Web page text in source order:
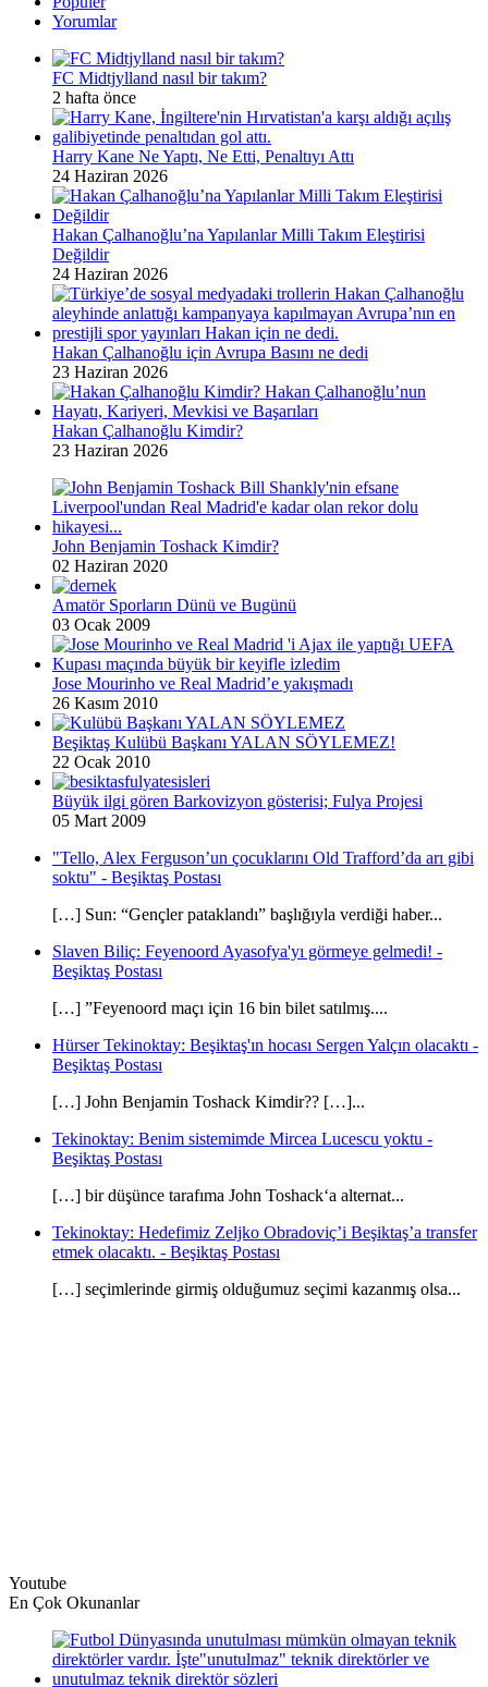
Yorumlar
FC Midtjylland nasıl bir takım?
2 hafta önce
Harry Kane Ne Yaptı, Ne Etti, Penaltıyı Attı
24 Haziran 2026
Hakan Çalhanoğlu’na Yapılanlar Milli Takım Eleştirisi
Değildir
24 Haziran 2026
Hakan Çalhanoğlu için Avrupa Basını ne dedi
23 Haziran 2026
Hakan Çalhanoğlu Kimdir?
23 Haziran 2026
John Benjamin Toshack Kimdir?
02 Haziran 2020
Amatör Sporların Dünü ve Bugünü
03 Ocak 2009
Jose Mourinho ve Real Madrid’e yakışmadı
26 Kasım 2010
Beşiktaş Kulübü Başkanı YALAN SÖYLEMEZ!
22 Ocak 2010
Büyük ilgi gören Barkovizyon gösterisi; Fulya Projesi
05 Mart 2009
"Tello, Alex Ferguson’un çocuklarını Old Trafford’da arı gibi
soktu" - Beşiktaş Postası
[…] Sun: “Gençler pataklandı” başlığıyla verdiği haber...
Slaven Biliç: Feyenoord Ayasofya'yı görmeye gelmedi! -
Beşiktaş Postası
[…] ”Feyenoord maçı için 16 bin bilet satılmış....
Hürser Tekinoktay: Beşiktaş'ın hocası Sergen Yalçın olacaktı -
Beşiktaş Postası
[…] John Benjamin Toshack Kimdir?? […]...
Tekinoktay: Benim sistemimde Mircea Lucescu yoktu -
Beşiktaş Postası
[…] bir düşünce tarafıma John Toshack‘a alternat...
Tekinoktay: Hedefimiz Zeljko Obradoviç’i Beşiktaş’a transfer
etmek olacaktı. - Beşiktaş Postası
[…] seçimlerinde girmiş olduğumuz seçimi kazanmış olsa...
Youtube
En Çok Okunanlar